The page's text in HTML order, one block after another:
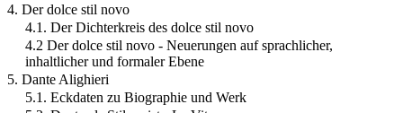
4. Der dolce stil novo
4.1. Der Dichterkreis des dolce stil novo
4.2 Der dolce stil novo - Neuerungen auf sprachlicher,
inhaltlicher und formaler Ebene
5. Dante Alighieri
5.1. Eckdaten zu Biographie und Werk